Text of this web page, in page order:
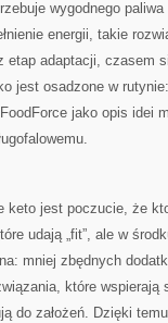
wygodnego
energii, takie
adaptacji, czasem
jest osadzone w
jako opis idei
keto jest poczucie, że
udają „fit”, ale w
mniej zbędnych
które wspierają
do założeń. Dzięki